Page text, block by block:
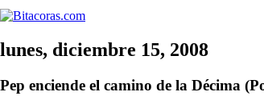
lunes, diciembre 15, 2008
Pep enciende el camino de la Décima